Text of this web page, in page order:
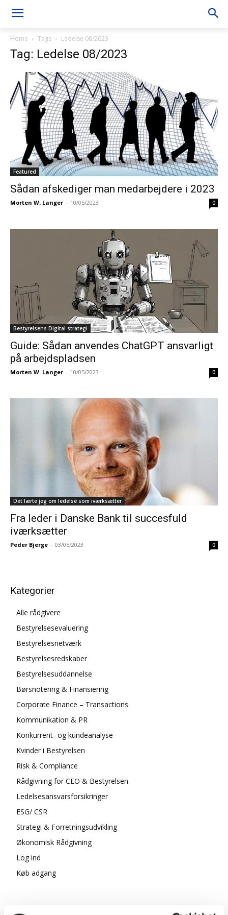
Home Tags Ledelse 08/2023
Tag: Ledelse 08/2023
Featured
Sådan afskediger man medarbejdere i 2023
Morten W. Langer - 10/05/2023 0
Bestyrelsens Digital strategi
Guide: Sådan anvendes ChatGPT ansvarligt
på arbejdspladsen
Morten W. Langer - 10/05/2023 0
Det lærte jeg om ledelse som iværksætter
Fra leder i Danske Bank til succesfuld
iværksætter
Peder Bjerge - 03/05/2023 0
Kategorier
Alle rådgivere
Bestyrelsesevaluering
Bestyrelsesnetværk
Bestyrelsesredskaber
Bestyrelsesuddannelse
Børsnotering & Finansiering
Corporate Finance – Transactions
Kommunikation & PR
Konkurrent- og kundeanalyse
Kvinder i Bestyrelsen
Risk & Compliance
Rådgivning for CEO & Bestyrelsen
Ledelsesansvarsforsikringer
ESG/ CSR
Strategi & Forretningsudvikling
Økonomisk Rådgivning
Log ind
Køb adgang